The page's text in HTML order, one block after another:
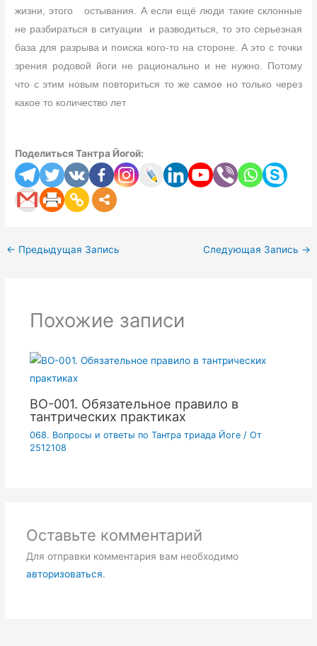
жизни, этого остывания. А если ещё люди такие склонные
не разбираться в ситуации и разводиться, то это серьезная
база для разрыва и поиска кого-то на стороне. А это с точки
зрения родовой йоги не рационально и не нужно. Потому
что с этим новым повториться то же самое но только через
какое то количество лет
Поделиться Тантра Йогой:
← Предыдущая Запись Следующая Запись →
Похожие записи
ВО-001. Обязательное правило в
тантрических практиках
068. Вопросы и ответы по Тантра триада Йоге/ От
2512108
Оставьте комментарий
Для отправки комментария вам необходимо
авторизоваться.